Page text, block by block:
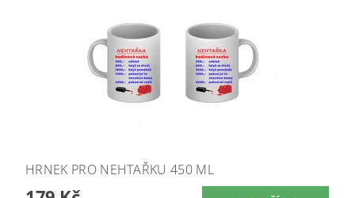
HRNEK PRO NEHTAŘKU 450 ML